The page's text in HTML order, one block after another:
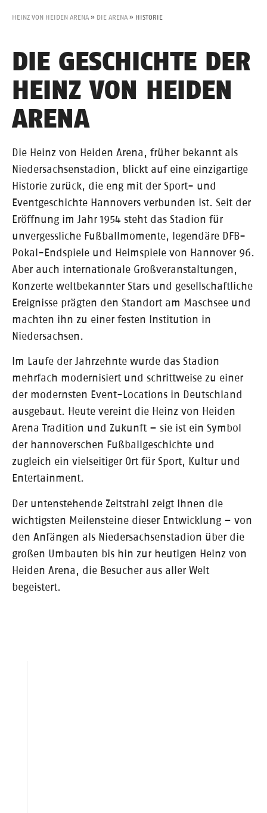
HEINZ VON HEIDEN ARENA » DIE ARENA » HISTORIE
DIE GESCHICHTE DER
HEINZ VON HEIDEN
ARENA
Die Heinz von Heiden Arena, früher bekannt als
Niedersachsenstadion, blickt auf eine einzigartige
Historie zurück, die eng mit der Sport- und
Eventgeschichte Hannovers verbunden ist. Seit der
Eröffnung im Jahr 1954 steht das Stadion für
unvergessliche Fußballmomente, legendäre DFB-
Pokal-Endspiele und Heimspiele von Hannover 96.
Aber auch internationale Großveranstaltungen,
Konzerte weltbekannter Stars und gesellschaftliche
Ereignisse prägten den Standort am Maschsee und
machten ihn zu einer festen Institution in
Niedersachsen.
Im Laufe der Jahrzehnte wurde das Stadion
mehrfach modernisiert und schrittweise zu einer
der modernsten Event-Locations in Deutschland
ausgebaut. Heute vereint die Heinz von Heiden
Arena Tradition und Zukunft – sie ist ein Symbol
der hannoverschen Fußballgeschichte und
zugleich ein vielseitiger Ort für Sport, Kultur und
Entertainment.
Der untenstehende Zeitstrahl zeigt Ihnen die
wichtigsten Meilensteine dieser Entwicklung – von
den Anfängen als Niedersachsenstadion über die
großen Umbauten bis hin zur heutigen Heinz von
Heiden Arena, die Besucher aus aller Welt
begeistert.